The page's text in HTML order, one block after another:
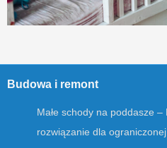
Budowa i remont
Małe schody na poddasze
rozwiązanie dla